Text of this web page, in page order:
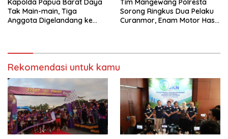
Kapolda Papua Barat Daya
Tak Main-main, Tiga
Anggota Digelandang ke
Tim Mangewang Polresta
Sorong Ringkus Dua Pelaku
Curanmor, Enam Motor Hasil
Rekomendasi untuk kamu